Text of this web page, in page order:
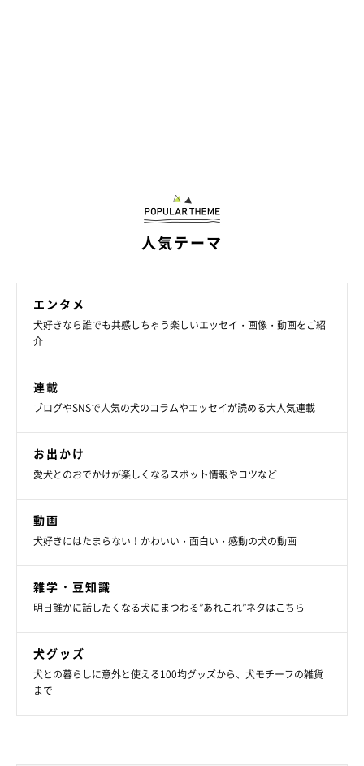
人気テーマ
エンタメ
犬好きなら誰でも共感しちゃう楽しいエッセイ・画像・動画をご紹
介
連載
ブログやSNSで人気の犬のコラムやエッセイが読める大人気連載
お出かけ
愛犬とのおでかけが楽しくなるスポット情報やコツなど
動画
犬好きにはたまらない！かわいい・面白い・感動の犬の動画
雑学・豆知識
明日誰かに話したくなる犬にまつわる”あれこれ”ネタはこちら
犬グッズ
犬との暮らしに意外と使える100均グッズから、犬モチーフの雑貨
まで